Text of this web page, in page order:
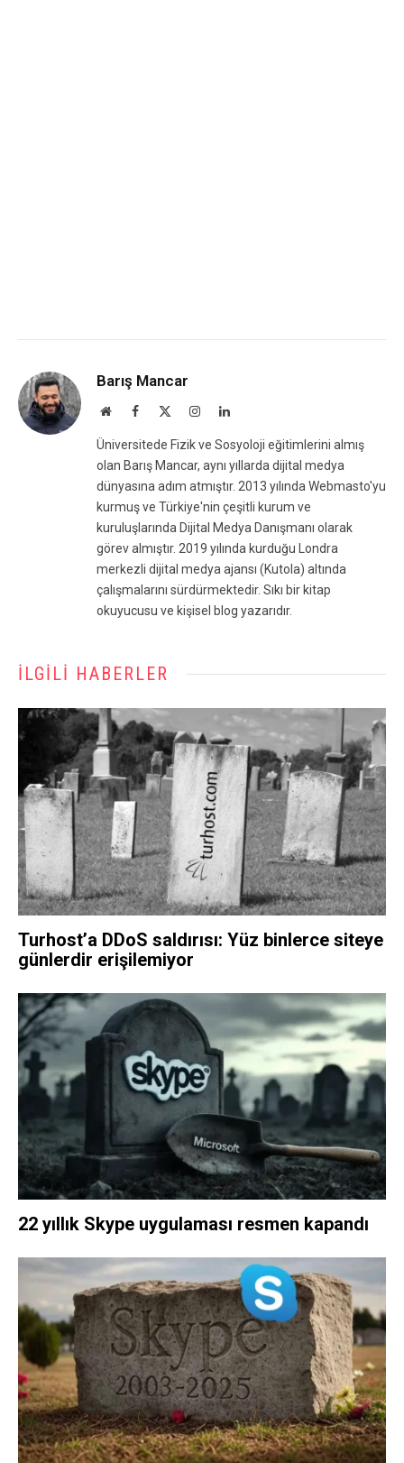
Barış Mancar
WebsiteFacebook InstagramLinkedIn
Üniversitede Fizik ve Sosyoloji eğitimlerini almış
olan Barış Mancar, aynı yıllarda dijital medya
dünyasına adım atmıştır. 2013 yılında Webmasto'yu
kurmuş ve Türkiye'nin çeşitli kurum ve
kuruluşlarında Dijital Medya Danışmanı olarak
görev almıştır. 2019 yılında kurduğu Londra
merkezli dijital medya ajansı (Kutola) altında
çalışmalarını sürdürmektedir. Sıkı bir kitap
okuyucusu ve kişisel blog yazarıdır.
İLGILI HABERLER
Turhost’a DDoS saldırısı: Yüz binlerce siteye
günlerdir erişilemiyor
22 yıllık Skype uygulaması resmen kapandı